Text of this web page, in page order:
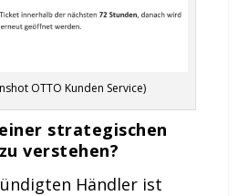
OTTO Kunden Service)
strategischen
verstehen?
Händler ist